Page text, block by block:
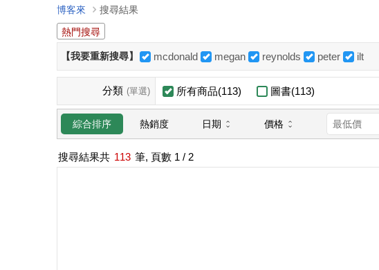
博客來
搜尋結果
熱門搜尋
【我要重新搜尋】 mcdonald megan reynolds peter ilt
分類 (單選) 所有商品(113) 圖書(113)
綜合排序 熱銷度 日期 價格
搜尋結果共 113 筆, 頁數 1 / 2